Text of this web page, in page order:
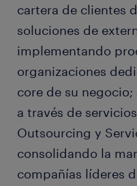
cartera de clientes
soluciones de
implementando
organizaciones
core de su
a través de
Outsourcing y
consolidando la
compañías líderes